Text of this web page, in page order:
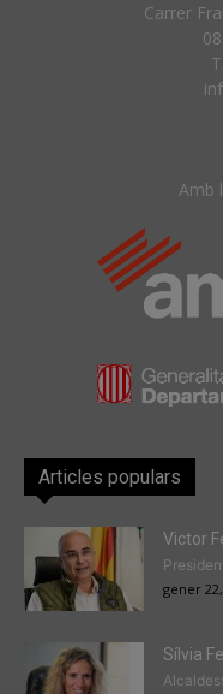
Carrer
Amb
Articles populars
Victor
gener
Sílvia